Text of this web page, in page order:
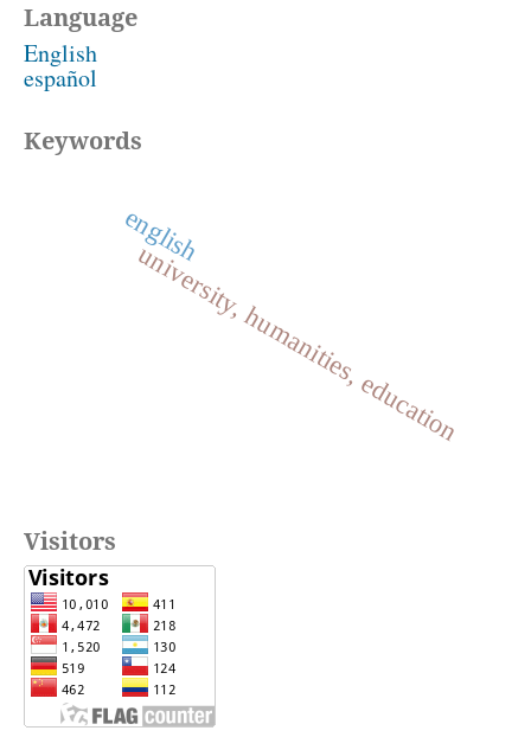
Language
English
español
Keywords
english
university, humanities, education
Visitors